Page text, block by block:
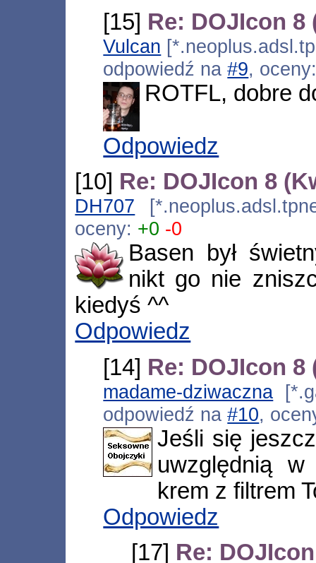
[15] Re: DOJIcon 8
Vulcan
odpowiedź na#9,
ROTFL, dobre
Odpowiedz
[10] Re: DOJIcon 8
DH707
oceny: +0 -0
Basen był
nikt go nie
kiedyś ^^
Odpowiedz
[14] Re: DOJIcon 8
madame-dziwaczna
odpowiedź na#10,
Jeśli się
uwzględnią
krem z filtrem
Odpowiedz
[17] Re: